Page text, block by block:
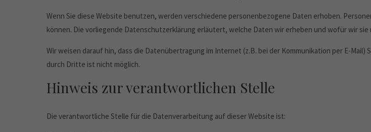
Wenn Sie diese Website benutzen, werden verschiedene personenbezogene Daten erhoben.
können. Die vorliegende Datenschutzerklärung erläutert, welche Daten wir erheben und wofür wir
Wir weisen darauf hin, dass die Datenübertragung im Internet (z.B. bei der Kommunikation per E-
durch Dritte ist nicht möglich.
Hinweis zur verantwortlichen Stelle
Die verantwortliche Stelle für die Datenverarbeitung auf dieser Website ist: